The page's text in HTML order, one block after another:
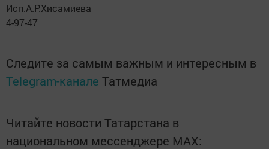
Исп.А.Р.Хисамиева
4-97-47
Следите за самым важным и интересным в
Telegram-канале Татмедиа
Читайте новости Татарстана в
национальном мессенджере MАХ: